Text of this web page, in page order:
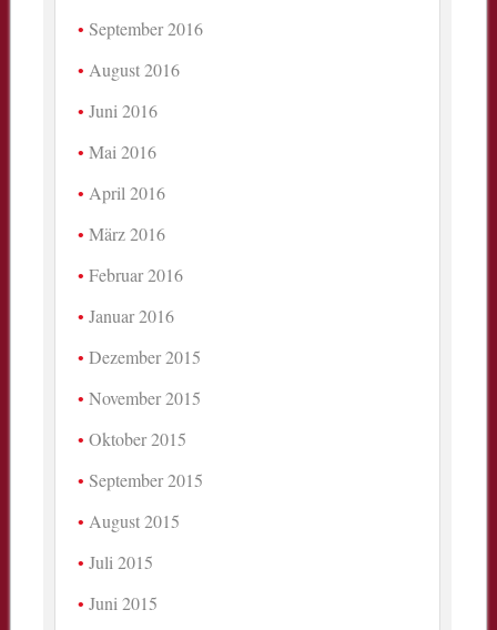
September 2016
August 2016
Juni 2016
Mai 2016
April 2016
März 2016
Februar 2016
Januar 2016
Dezember 2015
November 2015
Oktober 2015
September 2015
August 2015
Juli 2015
Juni 2015